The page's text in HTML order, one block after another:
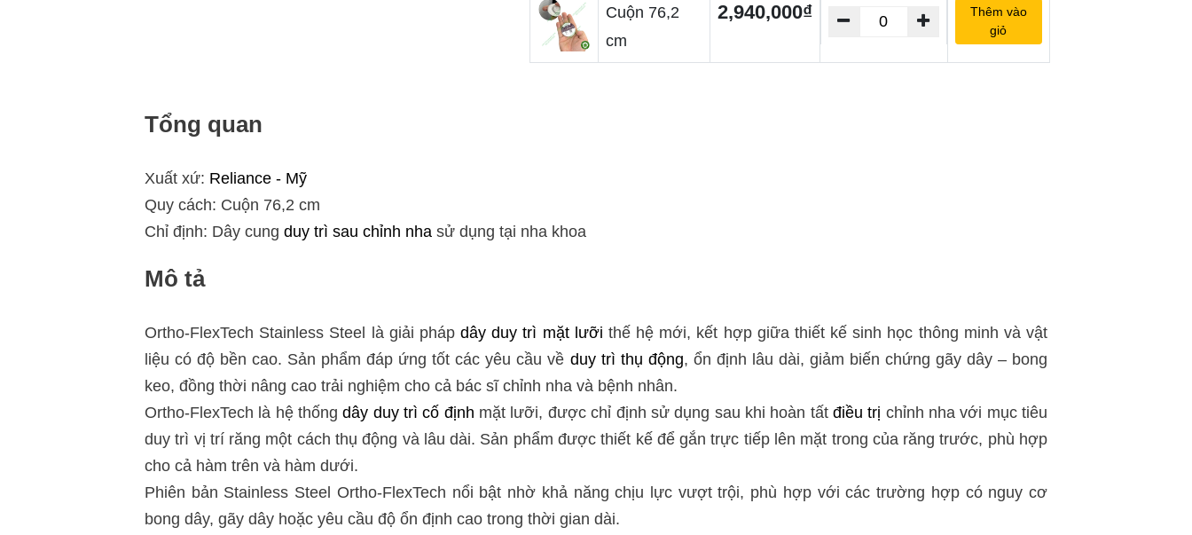
Cuộn 76,2
cm
2,940,000₫
Thêm vào
giỏ
Tổng quan
Xuất xứ: Reliance - Mỹ
Quy cách: Cuộn 76,2 cm
Chỉ định: Dây cung duy trì sau chỉnh nha sử dụng tại nha khoa
Mô tả
Ortho-FlexTech Stainless Steel là giải pháp dây duy trì mặt lưỡi thế hệ mới, kết hợp giữa thiết kế sinh học thông minh và vật
liệu có độ bền cao. Sản phẩm đáp ứng tốt các yêu cầu về duy trì thụ động, ổn định lâu dài, giảm biến chứng gãy dây – bong
keo, đồng thời nâng cao trải nghiệm cho cả bác sĩ chỉnh nha và bệnh nhân.
Ortho-FlexTech là hệ thốngdây duy trì cố định mặt lưỡi, được chỉ định sử dụng sau khi hoàn tất điều trị chỉnh nha với mục tiêu
duy trì vị trí răng một cách thụ động và lâu dài. Sản phẩm được thiết kế để gắn trực tiếp lên mặt trong của răng trước, phù hợp
cho cả hàm trên và hàm dưới.
Phiên bản Stainless Steel Ortho-FlexTech nổi bật nhờ khả năng chịu lực vượt trội, phù hợp với các trường hợp có nguy cơ
bong dây, gãy dây hoặc yêu cầu độ ổn định cao trong thời gian dài.